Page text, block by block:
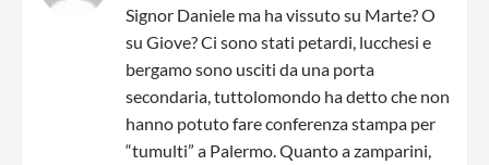
Signor Daniele ma ha vissuto su Marte? O
su Giove? Ci sono stati petardi, lucchesi e
bergamo sono usciti da una porta
secondaria, tuttolomondo ha detto che non
hanno potuto fare conferenza stampa per
“tumulti” a Palermo. Quanto a zamparini,